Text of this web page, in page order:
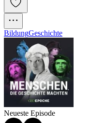
BildungGeschichte
Neueste Episode